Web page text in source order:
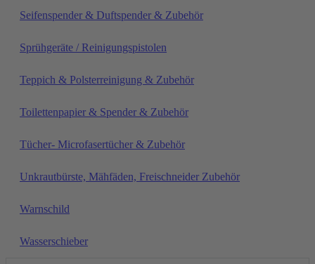
Seifenspender & Duftspender & Zubehör
Sprühgeräte / Reinigungspistolen
Teppich & Polsterreinigung & Zubehör
Toilettenpapier & Spender & Zubehör
Tücher- Microfasertücher & Zubehör
Unkrautbürste, Mähfäden, Freischneider Zubehör
Warnschild
Wasserschieber